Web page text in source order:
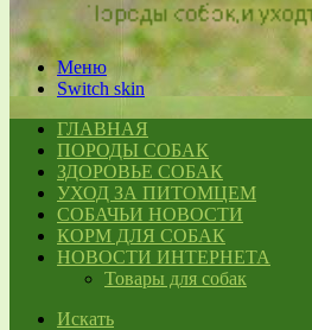
Меню
Switch skin
ГЛАВНАЯ
ПОРОДЫ СОБАК
ЗДОРОВЬЕ СОБАК
УХОД ЗА ПИТОМЦЕМ
СОБАЧЬИ НОВОСТИ
КОРМ ДЛЯ СОБАК
НОВОСТИ ИНТЕРНЕТА
Товары для собак
Искать